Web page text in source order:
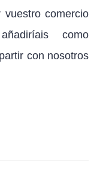
comercio
como
con nosotros